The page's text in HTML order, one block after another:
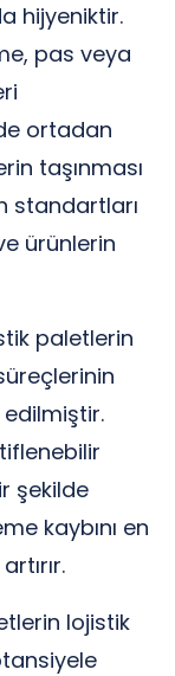
hijyeniktir.
pas veya
ortadan
taşınması
standartları
ürünlerin
paletlerin
şekilde
kaybını en
lojistik